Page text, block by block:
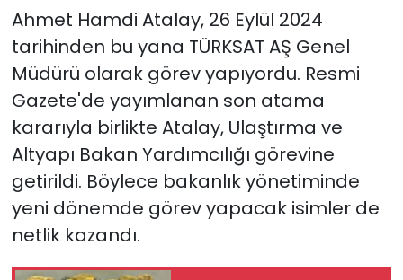
Ahmet Hamdi Atalay, 26 Eylül 2024
tarihinden bu yana TÜRKSAT AŞ Genel
Müdürü olarak görev yapıyordu. Resmi
Gazete'de yayımlanan son atama
kararıyla birlikte Atalay, Ulaştırma ve
Altyapı Bakan Yardımcılığı görevine
getirildi. Böylece bakanlık yönetiminde
yeni dönemde görev yapacak isimler de
netlik kazandı.